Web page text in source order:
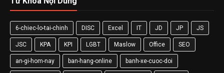
6-chiec-lo-tai-chinh DISC Excel IT JD JP JS
JSC KPA KPI LGBT Maslow Office SEO
an-gi-hom-nay ban-hang-online banh-xe-cuoc-doi